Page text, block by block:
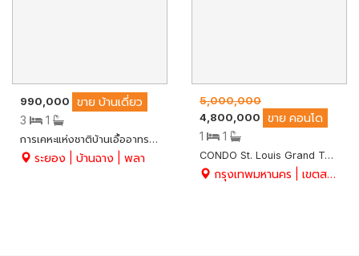
990,000 ขาย บ้านเดี่ยว
3
1
การเคหะแห่งชาติบ้านเอื้ออาทรระยอง (บ้านฉาง 3) บ้านเดี่ยว 2 ชั้น เนื้อที่ 21 ตร.ว. ขายพร้อมผู้เช่า 2,500 บาท/เดือน น้ำไม่ท่วม ทำเลดี ใกล้หาดพลาเพียง 2 กม.
ระยอง | บ้านฉาง | พลา
5,000,000
4,800,000
ขาย คอนโด
1
1
CONDO St. Louis Grand Terrace (เซนต์หลุยส์ แกรนด์ เทอเรส) สาทรซอย 11 ชั้น 23 เนื้อที่ 47 ตรม. พร้อมเฟอร์นิเจอร์ ใจกลางเมือง พร้อมสิ่งอำนวยความสะดวกครบ
กรุงเทพมหานคร | เขตสาทร | ยานนาวา